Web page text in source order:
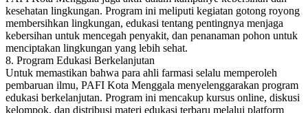
kesehatan lingkungan. Program ini meliputi kegiatan gotong royong
membersihkan lingkungan, edukasi tentang pentingnya menjaga
kebersihan untuk mencegah penyakit, dan penanaman pohon untuk
menciptakan lingkungan yang lebih sehat.
8. Program Edukasi Berkelanjutan
Untuk memastikan bahwa para ahli farmasi selalu memperoleh
pembaruan ilmu, PAFI Kota Menggala menyelenggarakan program
edukasi berkelanjutan. Program ini mencakup kursus online, diskusi
kelompok, dan distribusi materi edukasi terbaru melalui platform